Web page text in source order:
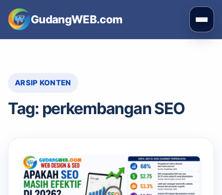
content
GudangWEB.com
Buka
ARSIP KONTEN
Tag: perkembangan SEO